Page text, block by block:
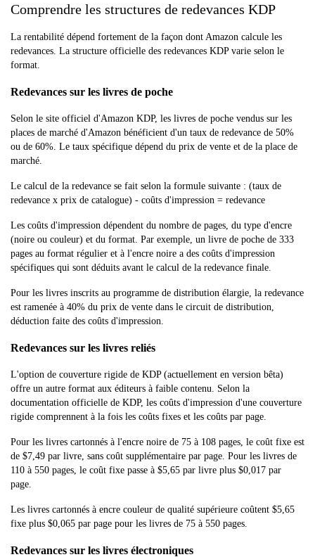
Comprendre les structures de redevances KDP
La rentabilité dépend fortement de la façon dont Amazon calcule les
redevances. La structure officielle des redevances KDP varie selon le
format.
Redevances sur les livres de poche
Selon le site officiel d'Amazon KDP, les livres de poche vendus sur les
places de marché d'Amazon bénéficient d'un taux de redevance de 50%
ou de 60%. Le taux spécifique dépend du prix de vente et de la place de
marché.
Le calcul de la redevance se fait selon la formule suivante : (taux de
redevance x prix de catalogue) - coûts d'impression = redevance
Les coûts d'impression dépendent du nombre de pages, du type d'encre
(noire ou couleur) et du format. Par exemple, un livre de poche de 333
pages au format régulier et à l'encre noire a des coûts d'impression
spécifiques qui sont déduits avant le calcul de la redevance finale.
Pour les livres inscrits au programme de distribution élargie, la redevance
est ramenée à 40% du prix de vente dans le circuit de distribution,
déduction faite des coûts d'impression.
Redevances sur les livres reliés
L'option de couverture rigide de KDP (actuellement en version bêta)
offre un autre format aux éditeurs à faible contenu. Selon la
documentation officielle de KDP, les coûts d'impression d'une couverture
rigide comprennent à la fois les coûts fixes et les coûts par page.
Pour les livres cartonnés à l'encre noire de 75 à 108 pages, le coût fixe est
de $7,49 par livre, sans coût supplémentaire par page. Pour les livres de
110 à 550 pages, le coût fixe passe à $5,65 par livre plus $0,017 par
page.
Les livres cartonnés à encre couleur de qualité supérieure coûtent $5,65
fixe plus $0,065 par page pour les livres de 75 à 550 pages.
Redevances sur les livres électroniques